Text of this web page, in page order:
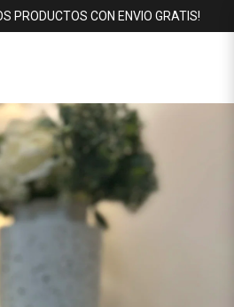
PRODUCTOS CON ENVIO GRATIS!